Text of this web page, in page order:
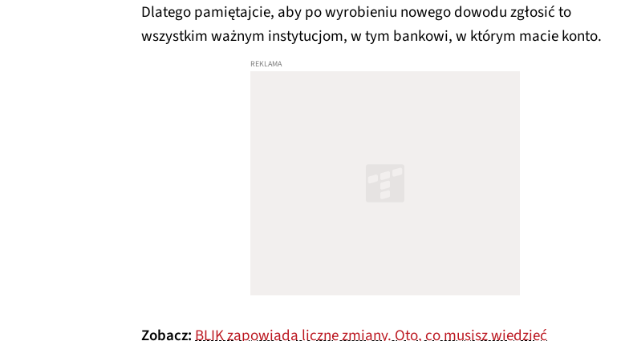
Dlatego pamiętajcie, aby po wyrobieniu nowego dowodu zgłosić to
wszystkim ważnym instytucjom, w tym bankowi, w którym macie konto.
Zobacz:BLIK zapowiada liczne zmiany. Oto, co musisz wiedzieć